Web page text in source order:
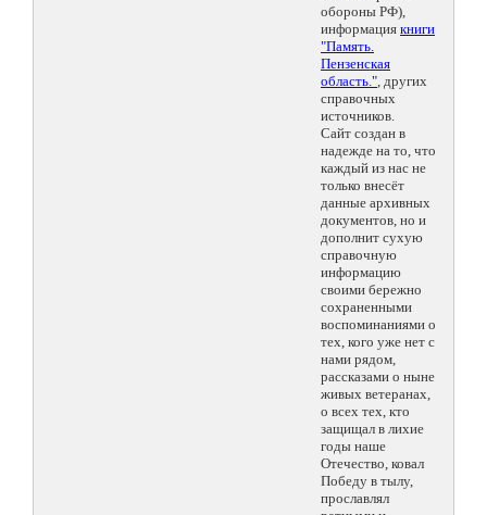
обороны РФ),
информация книги
"Память.
Пензенская
область.", других
справочных
источников.
Сайт создан в
надежде на то, что
каждый из нас не
только внесёт
данные архивных
документов, но и
дополнит сухую
справочную
информацию
своими бережно
сохраненными
воспоминаниями о
тех, кого уже нет с
нами рядом,
рассказами о ныне
живых ветеранах,
о всех тех, кто
защищал в лихие
годы наше
Отечество, ковал
Победу в тылу,
прославлял